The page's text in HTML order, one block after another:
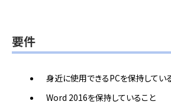
要件
身近に使用できるPCを保持してい
Word 2016を保持していること